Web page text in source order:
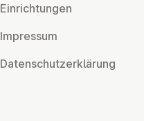
Ein­rich­tun­gen
Impressum
Datens­chutzerklärung